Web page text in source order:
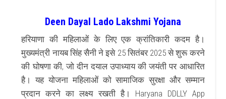
Deen Dayal Lado Lakshmi Yojana
हरियाणा की महिलाओं के लिए एक क्रांतिकारी कदम है।
मुख्यमंत्री नायब सिंह सैनी ने इसे 25 सितंबर 2025 से शुरू करने
की घोषणा की, जो दीन दयाल उपाध्याय की जयंती पर आधारित
है। यह योजना महिलाओं को सामाजिक सुरक्षा और सम्मान
प्रदान करने का लक्ष्य रखती है। Haryana DDLLY App